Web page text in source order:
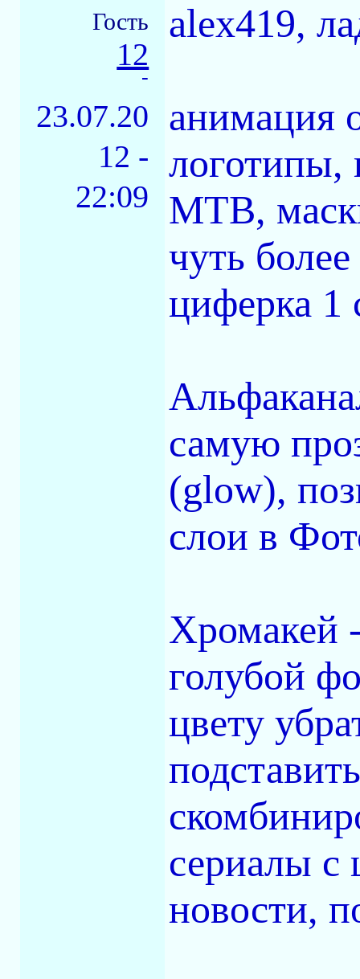
Гость
12
-
23.07.20
12 -
22:09
alex419,
анимация
логотипы,
МТВ,
чуть
циферка 1
самую
(glow),
слои в
Хромакей
голубой
цвету
сериалы с
новости,